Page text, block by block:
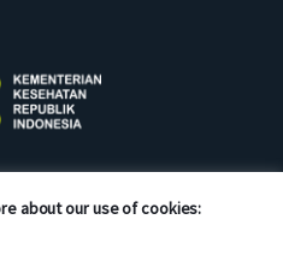
about our use of cookies: